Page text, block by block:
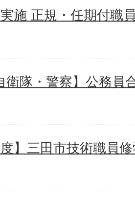
施 正規・任期付職
衛隊・警察】公務
度】三田市技術職員